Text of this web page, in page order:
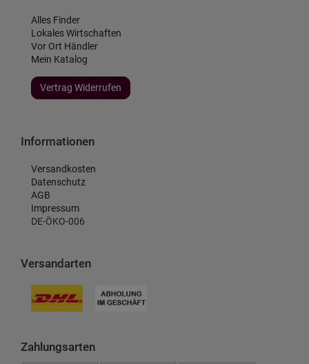
Alles Finder
Lokales Wirtschaften
Vor Ort Händler
Mein Katalog
Vertrag Widerrufen
Informationen
Versandkosten
Datenschutz
AGB
Impressum
DE-ÖKO-006
Versandarten
Zahlungsarten